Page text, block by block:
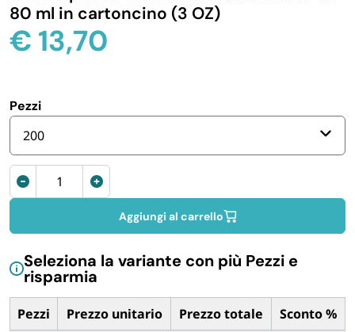
CASA E PERSONA
FERRAMENTA E LINEA AUTO
AVVOLGENTI E CONTENITORI ALIMENTARI
PET
FORNITURE SETTORE HO.RE.CA
80 ml in cartoncino (3 OZ)
€ 13,70
Pezzi
200
Bicchieri
di
per
bianchi
ml
con
Aggiungi al carrello
Seleziona la variante con più Pezzi e
risparmia
Pezzi Prezzo unitario Prezzo totale
Sconto %